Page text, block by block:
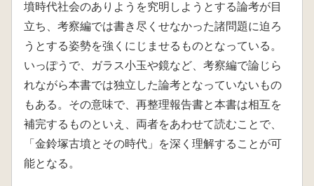
墳時代社会のありようを究明しようとする論考が目
立ち、考察編では書き尽くせなかった諸問題に迫ろ
うとする姿勢を強くにじませるものとなっている。
いっぽうで、ガラス小玉や鏡など、考察編で論じら
れながら本書では独立した論考となっていないもの
もある。その意味で、再整理報告書と本書は相互を
補完するものといえ、両者をあわせて読むことで、
「金鈴塚古墳とその時代」を深く理解することが可
能となる。